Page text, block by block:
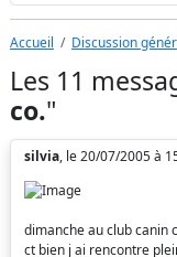
Accueil Discussion
Les 11
co."
silvia, le 20/07/2005 à
dimanche au club canin
ct bien j ai rencontre